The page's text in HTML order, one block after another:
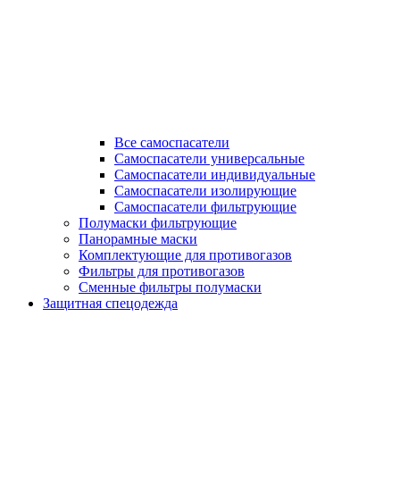
Все самоспасатели
Самоспасатели универсальные
Самоспасатели индивидуальные
Самоспасатели изолирующие
Самоспасатели фильтрующие
Полумаски фильтрующие
Панорамные маски
Комплектующие для противогазов
Фильтры для противогазов
Сменные фильтры полумаски
Защитная спецодежда